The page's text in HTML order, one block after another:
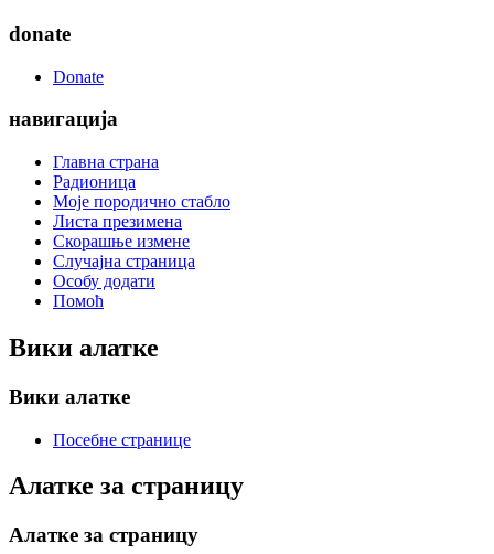
donate
Donate
навигација
Главна страна
Радионица
Моје породично стабло
Листа презимена
Скорашње измене
Случајна страница
Особу додати
Помоћ
Вики алатке
Вики алатке
Посебне странице
Алатке за страницу
Алатке за страницу